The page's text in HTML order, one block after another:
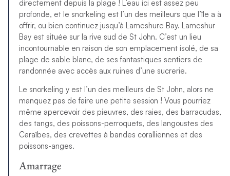
directement depuis la plage ! L’eau ici est assez peu
profonde, et le snorkeling est l’un des meilleurs que l’île a à
offrir, ou bien continuez jusqu’à Lameshure Bay. Lameshur
Bay est située sur la rive sud de St John. C’est un lieu
incontournable en raison de son emplacement isolé, de sa
plage de sable blanc, de ses fantastiques sentiers de
randonnée avec accès aux ruines d’une sucrerie.
Le snorkeling y est l’un des meilleurs de St John, alors ne
manquez pas de faire une petite session ! Vous pourriez
même apercevoir des pieuvres, des raies, des barracudas,
des tangs, des poissons-perroquets, des langoustes des
Caraïbes, des crevettes à bandes coralliennes et des
poissons-anges.
Amarrage